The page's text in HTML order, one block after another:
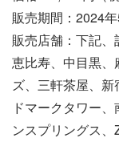
販売期間：2024
販売店舗：下記、
恵比寿、中目黒
ズ、三軒茶屋、
ドマークタワー
ンスプリングス、